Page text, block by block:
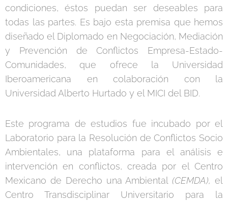
condiciones, éstos puedan ser deseables para
todas las partes. Es bajo esta premisa que hemos
diseñado el Diplomado en Negociación, Mediación
y Prevención de Conflictos Empresa-Estado-
Comunidades, que ofrece la Universidad
Iberoamericana en colaboración con la
Universidad Alberto Hurtado y el MICI del BID.
Este programa de estudios fue incubado por el
Laboratorio para la Resolución de Conflictos Socio
Ambientales, una plataforma para el análisis e
intervención en conflictos, creada por el Centro
Mexicano de Derecho una Ambiental (CEMDA), el
Centro Transdisciplinar Universitario para la